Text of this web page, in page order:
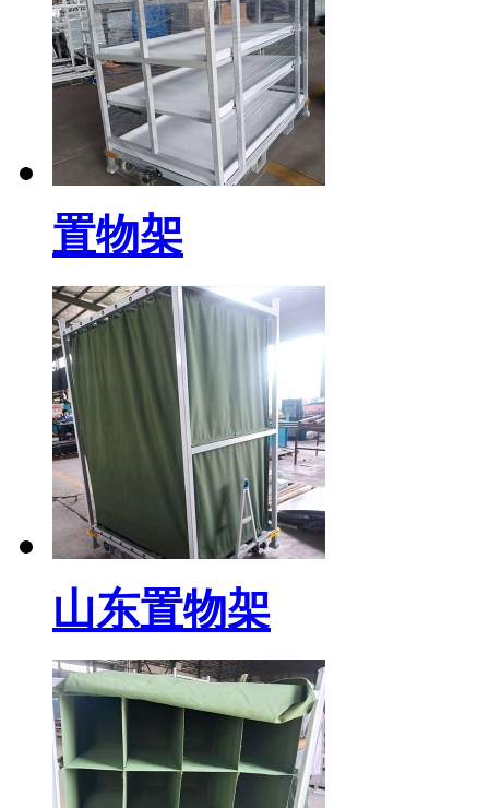
置物架
山东置物架